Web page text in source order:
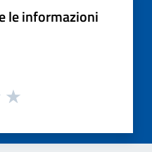
le informazioni